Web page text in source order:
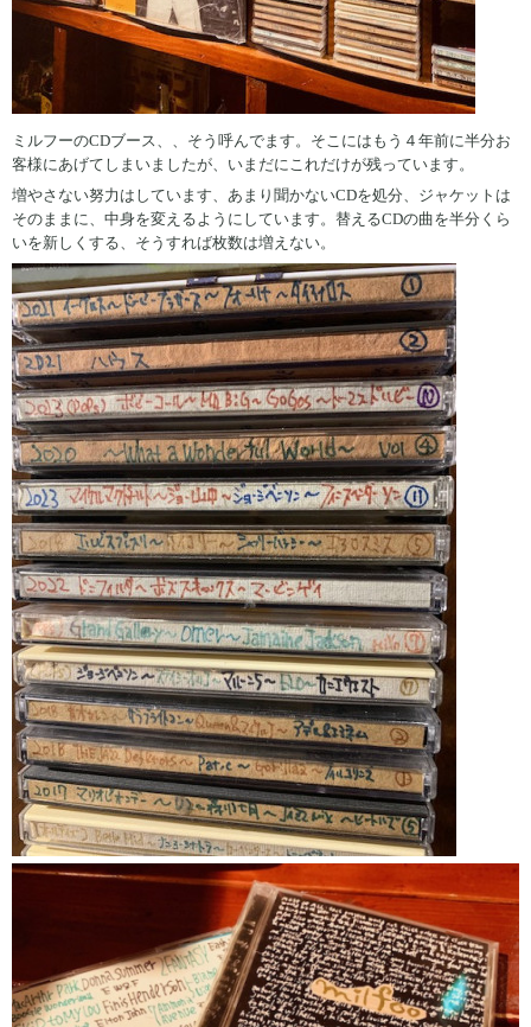
ミルフーのCDブース、、そう呼んでます。そこにはもう４年前に半分お
客様にあげてしまいましたが、いまだにこれだけが残っています。
増やさない努力はしています、あまり聞かないCDを処分、ジャケットは
そのままに、中身を変えるようにしています。替えるCDの曲を半分くら
いを新しくする、そうすれば枚数は増えない。